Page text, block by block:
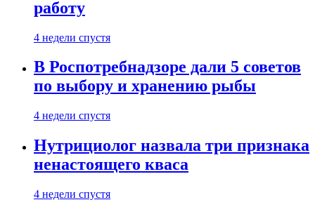
работу
4 недели спустя
В Роспотребнадзоре дали 5 советов
по выбору и хранению рыбы
4 недели спустя
Нутрициолог назвала три признака
ненастоящего кваса
4 недели спустя